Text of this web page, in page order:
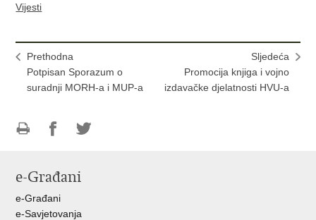
Vijesti
Prethodna
Potpisan Sporazum o
suradnji MORH-a i MUP-a
Sljedeća
Promocija knjiga i vojno
izdavačke djelatnosti HVU-a
FacebookuTwitteru
e-Građani
e-Građani
e-Savjetovanja